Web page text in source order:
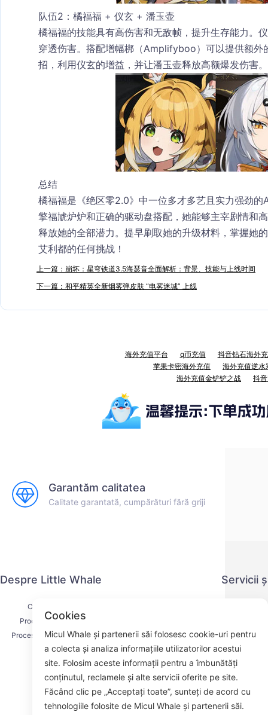
队伍2：橘福福 + 仪玄 + 潘玉壶
橘福福的技能具有高伤害和无敌帧，提升生存能力。
穿透伤害。搭配增幅梆 （Amplifyboo）可以提供额
招，利用仪玄的增益，并让潘玉壶释放高额爆发伤害。
总结
橘福福是《绝区零2.0》中一位多才多艺且实力强劲
擎福虓炉炉和正确的驱动盘搭配，她能够主宰剧情和
释放她的全部潜力。提早刷取她的升级材料，掌握她
艾利都的任何挑战！
上一篇：崩坏：星穹铁道3.5海瑟音全面解析：背景、技能与上线时间
下一篇：和平精英全新烟雾弹皮肤 “电雾迷城” 上线
海外充值平台 q币充值
抖音钻石海外
苹果卡密海外充值
海外充值逆水
海外充值金铲铲之战
抖
Garantăm calitatea
Calitate garantată, cumpărături fără griji
Despre Little Whale
Contactați-ne
Procesul de livrare
Procesul de rambursare
Despre noi
Servicii
Acordul
Cookies
Micul Whale și partenerii săi folosesc cookie-uri pentru
a colecta și analiza informațiile utilizatorilor acestui
site. Folosim aceste informații pentru a îmbunătăți
conținutul, reclamele și alte servicii oferite pe site.
Făcând clic pe „Acceptați toate”, sunteți de acord cu
tehnologiile folosite de Micul Whale și partenerii săi.